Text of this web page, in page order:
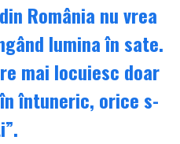
România nu vrea
lumina în sate.
mai locuiesc doar
întuneric, orice s-